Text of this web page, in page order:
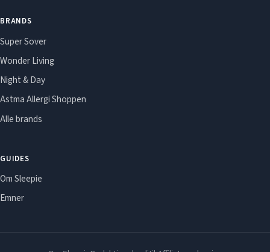
BRANDS
Super Sover
Wonder Living
Night & Day
Astma Allergi Shoppen
Alle brands
GUIDES
Om Sleepie
Emner